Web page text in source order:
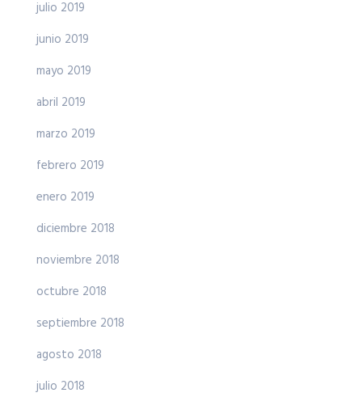
julio 2019
junio 2019
mayo 2019
abril 2019
marzo 2019
febrero 2019
enero 2019
diciembre 2018
noviembre 2018
octubre 2018
septiembre 2018
agosto 2018
julio 2018